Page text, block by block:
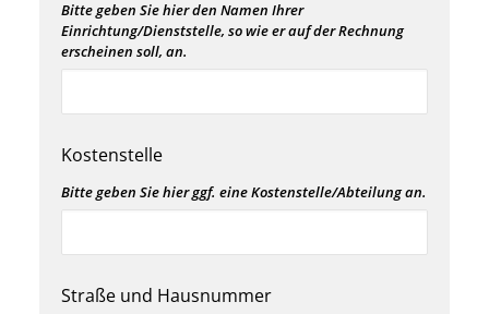
Bitte geben Sie hier den Namen Ihrer
Einrichtung/Dienststelle, so wie er auf der Rechnung
erscheinen soll, an.
Kostenstelle
Bitte geben Sie hier ggf. eine Kostenstelle/Abteilung an.
Straße und Hausnummer